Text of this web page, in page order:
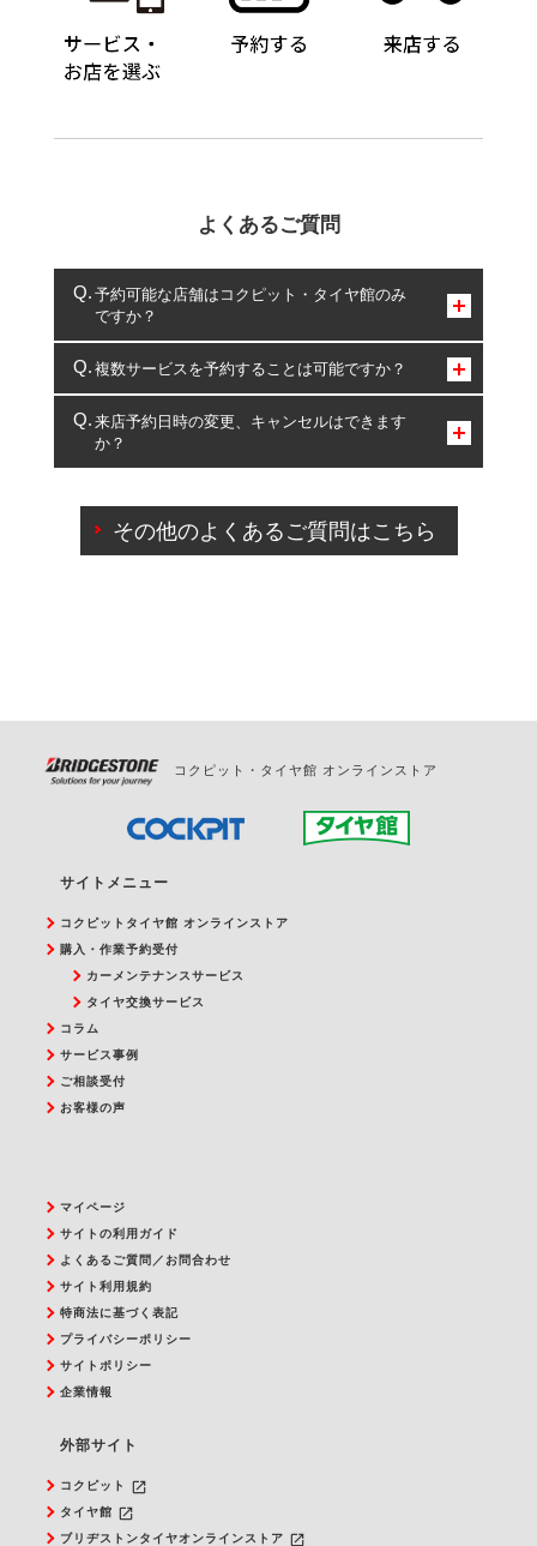
よくあるご質問
予約可能な店舗はコクピット・タイヤ館のみ
ですか？
コクピット・タイヤ館のみとなります。
複数サービスを予約することは可能ですか？
複数サービスのご予約は可能です。
一部の商品・サービスの組み合わせに限り、同時にご予約が
出来ないものもございます。
来店予約日時の変更、キャンセルはできます
か？
ご来店予約日の3営業日前を過ぎている場合のご予約
の日時変更につきましては、直接ご予約の店舗まで
その他のよくあるご質問はこちら
コクピット・タイヤ館 オンラインストア
サイトメニュー
コクピットタイヤ館 オンラインストア
購入・作業予約受付
カーメンテナンスサービス
タイヤ交換サービス
コラム
サービス事例
ご相談受付
お客様の声
マイページ
サイトの利用ガイド
よくあるご質問／お問合わせ
サイト利用規約
特商法に基づく表記
プライバシーポリシー
サイトポリシー
企業情報
外部サイト
コクピット launch
タイヤ館 launch
ブリヂストンタイヤオンラインストア launch